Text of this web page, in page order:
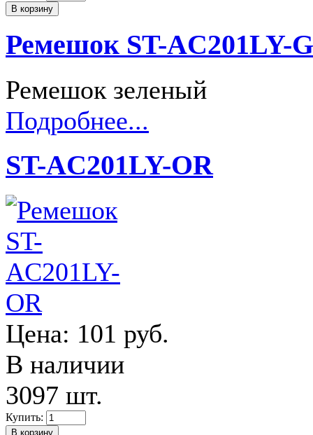
Ремешок ST-AC201LY-
Ремешок зеленый
Подробнее...
ST-AC201LY-OR
Цена: 101 руб.
В наличии
3097 шт.
Купить: